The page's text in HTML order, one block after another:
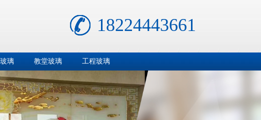
18224443661
璃 教堂玻璃 工程玻璃